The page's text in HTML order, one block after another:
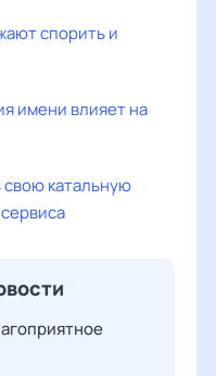
спорить и
имени влияет на
свою катальную